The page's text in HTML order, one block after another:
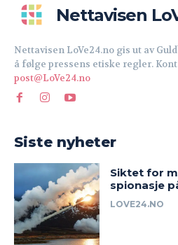
Nettavisen
Nettavisen LoVe24.no gis ut av
å følge pressens etiske regler.
post@LoVe24.no
Siste nyheter
Siktet for
spionasje
LOVE24.NO